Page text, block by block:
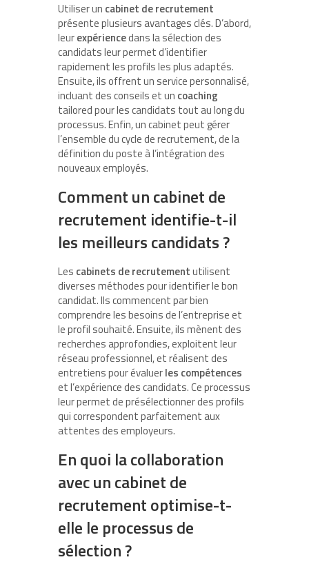
Utiliser un cabinet de recrutement
présente plusieurs avantages clés. D’abord,
leurexpériencedans la sélection des
candidats leur permet d’identifier
rapidement les profils les plus adaptés.
Ensuite, ils offrent un service personnalisé,
incluant des conseils et un coaching
tailored pour les candidats tout au long du
processus. Enfin, un cabinet peut gérer
l’ensemble du cycle de recrutement, de la
définition du poste à l’intégration des
nouveaux employés.
Comment un cabinet de
recrutement identifie-t-il
les meilleurs candidats ?
Les cabinets de recrutementutilisent
diverses méthodes pour identifier le bon
candidat. Ils commencent par bien
comprendre les besoins de l’entreprise et
le profil souhaité. Ensuite, ils mènent des
recherches approfondies, exploitent leur
réseau professionnel, et réalisent des
entretiens pour évaluerles compétences
et l’expérience des candidats. Ce processus
leur permet de présélectionner des profils
qui correspondent parfaitement aux
attentes des employeurs.
En quoi la collaboration
avec un cabinet de
recrutement optimise-t-
elle le processus de
sélection ?